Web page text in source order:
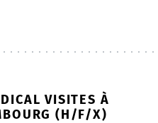
VISITES À
(H/F/X)